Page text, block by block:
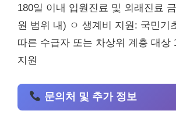
180일 이내 입원진료 및 외래진료
원 범위 내) ㅇ 생계비 지원: 국민기
따른 수급자 또는 차상위 계층 대상
지원
문의처 및 추가 정보